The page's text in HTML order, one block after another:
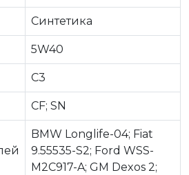
Синтетика
5W40
C3
CF; SN
BMW Longlife-04; Fiat
9.55535-S2; Ford WSS-
M2C917-A; GM Dexos 2;